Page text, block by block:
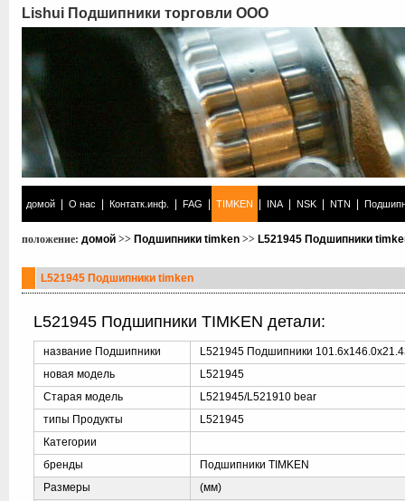
Lishui Подшипники торговли ООО
домой О нас Контатк.инф. FAG TIMKEN INA NSK NTN
положение: домой >> Подшипники timken >> L521945 Подшипники
L521945 Подшипники timken
L521945 Подшипники TIMKEN детали:
название Подшипники
L521945 Подшипники
новая модель
L521945
Старая модель
L521945/L521910 bear
типы Продукты
L521945
Категории
бренды
Подшипники TIMKEN
Размеры
(мм)